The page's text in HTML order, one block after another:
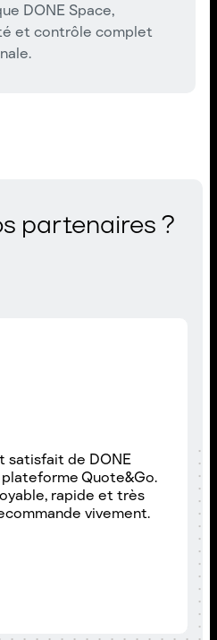
DONE Space,
et contrôle complet
partenaires ?
satisfait de DONE
Quote&Go.
rapide et très
vivement.